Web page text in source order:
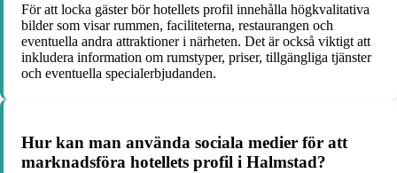
För att locka gäster bör hotellets profil innehålla högkvalitativa
bilder som visar rummen, faciliteterna, restaurangen och
eventuella andra attraktioner i närheten. Det är också viktigt att
inkludera information om rumstyper, priser, tillgängliga tjänster
och eventuella specialerbjudanden.
Hur kan man använda sociala medier för att
marknadsföra hotellets profil i Halmstad?